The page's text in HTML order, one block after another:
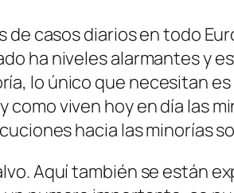
casos diarios en todo
ha niveles alarmantes y
lo único que necesitan
viven hoy en día las
hacia las minorías
Aquí también se están